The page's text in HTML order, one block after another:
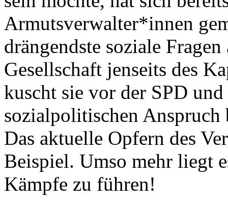
Armutsverwalter*innen
drängendste soziale
Gesellschaft jenseits des
kuscht sie vor der SPD
sozialpolitischen Anspruch
Das aktuelle Opfern des
Beispiel. Umso mehr liegt
Kämpfe zu führen!